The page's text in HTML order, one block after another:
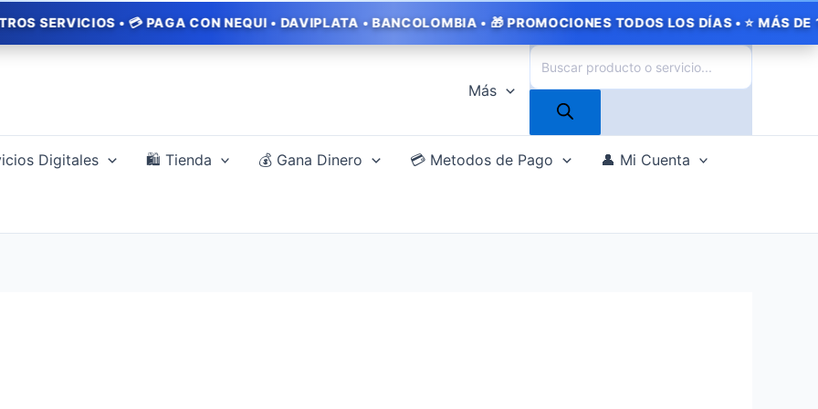
PAGA CON NEQUI • DAVIPLATA • BANCOLOMBIA • 🎁 PROMOCIONES TODOS LOS DÍAS • ⭐ MÁS DE
Más
Búsqueda
de
productos
Digitales 🛍️ Tienda 💰 Gana Dinero 💳 Metodos de Pago 👤 Mi Cuenta